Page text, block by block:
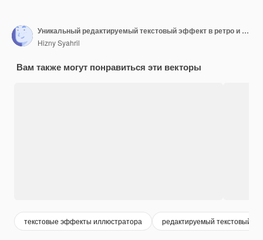
Уникальный редактируемый текстовый эффект в ретро и винтажном стиле
Hizny Syahril
Вам также могут понравиться эти векторы
текстовые эффекты иллюстратора редактируемый текстовый